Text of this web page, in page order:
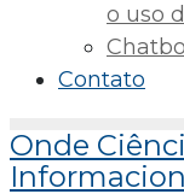
o uso
Contato
Onde